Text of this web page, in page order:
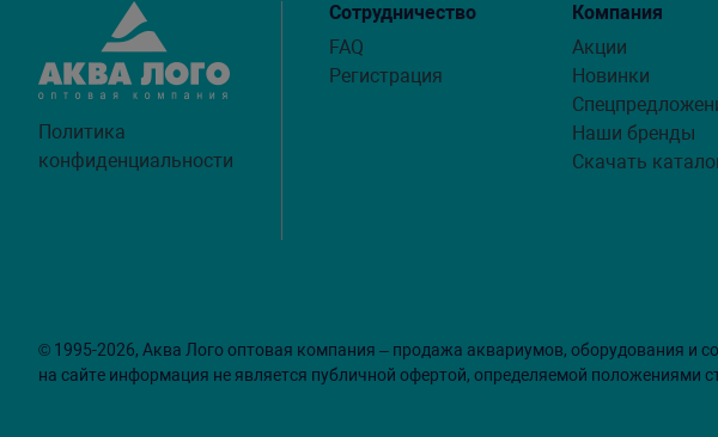
Политика
конфиденциальности
Сотрудничество
FAQ
Регистрация
Компания
Акции
Новинки
Наши бренды
Скачать
© 1995-2026, Аква Лого оптовая компания – продажа аквариумов, оборудования и
на сайте информация не является публичной офертой, определяемой положениями